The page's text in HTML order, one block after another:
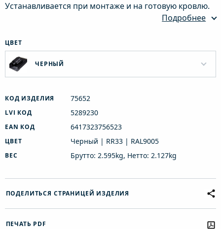
Устанавливается при монтаже и на готовую кровлю.
Подробнее
ЦВЕТ
ЧЕРНЫЙ
КОД ИЗДЕЛИЯ 75652
LVI КОД 5289230
EAN КОД 6417323756523
ЦВЕТ Черный | RR33 | RAL9005
ВЕС Брутто: 2.595kg, Нетто: 2.127kg
ПОДЕЛИТЬСЯ СТРАНИЦЕЙ ИЗДЕЛИЯ
ПЕЧАТЬ PDF